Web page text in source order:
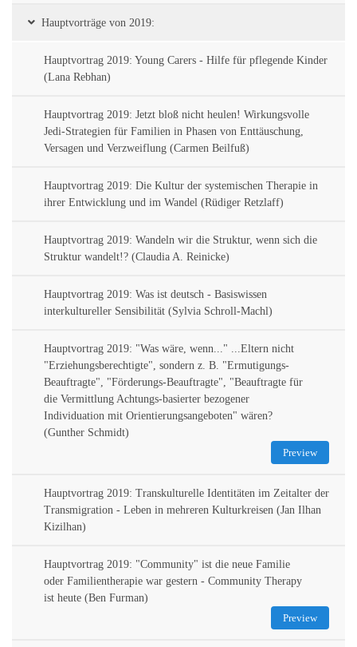
Hauptvorträge von 2019:
Hauptvortrag 2019: Young Carers - Hilfe für pflegende Kinder
(Lana Rebhan)
Hauptvortrag 2019: Jetzt bloß nicht heulen! Wirkungsvolle
Jedi-Strategien für Familien in Phasen von Enttäuschung,
Versagen und Verzweiflung (Carmen Beilfuß)
Hauptvortrag 2019: Die Kultur der systemischen Therapie in
ihrer Entwicklung und im Wandel (Rüdiger Retzlaff)
Hauptvortrag 2019: Wandeln wir die Struktur, wenn sich die
Struktur wandelt!? (Claudia A. Reinicke)
Hauptvortrag 2019: Was ist deutsch - Basiswissen
interkultureller Sensibilität (Sylvia Schroll-Machl)
Hauptvortrag 2019: "Was wäre, wenn..." ...Eltern nicht
"Erziehungsberechtigte", sondern z. B. "Ermutigungs-
Beauftragte", "Förderungs-Beauftragte", "Beauftragte für
die Vermittlung Achtungs-basierter bezogener
Individuation mit Orientierungsangeboten" wären?
(Gunther Schmidt)
Preview
Hauptvortrag 2019: Transkulturelle Identitäten im Zeitalter der
Transmigration - Leben in mehreren Kulturkreisen (Jan Ilhan
Kizilhan)
Hauptvortrag 2019: "Community" ist die neue Familie
oder Familientherapie war gestern - Community Therapy
ist heute (Ben Furman)
Preview